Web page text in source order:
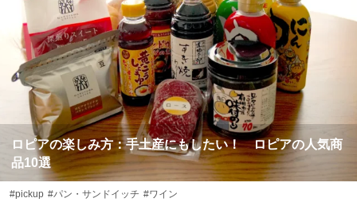
ロピアの楽しみ方：手土産にもしたい！ ロピアの人気商
品10選
#pickup #パン・サンドイッチ #ワイン